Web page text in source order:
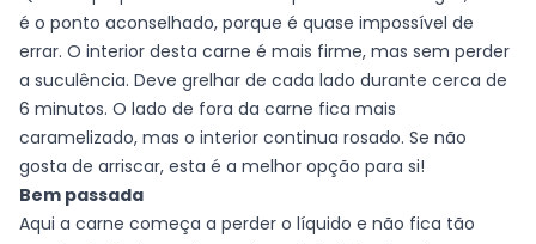
é o ponto aconselhado, porque é quase impossível de
errar. O interior desta carne é mais firme, mas sem perder
a suculência. Deve grelhar de cada lado durante cerca de
6 minutos. O lado de fora da carne fica mais
caramelizado, mas o interior continua rosado. Se não
gosta de arriscar, esta é a melhor opção para si!
Bem passada
Aqui a carne começa a perder o líquido e não fica tão